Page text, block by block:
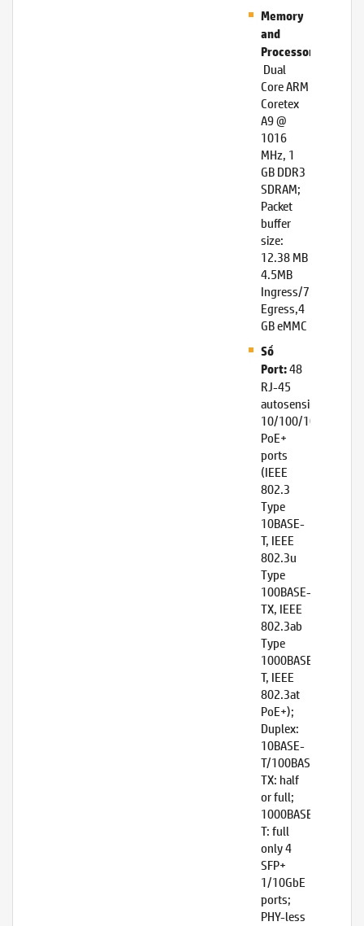
Memory
and
Processor:
Dual
Core ARM
Coretex
A9 @
1016
MHz, 1
GB DDR3
SDRAM;
Packet
buffer
size:
12.38 MB
4.5MB
Ingress/7.785
Egress,4
GB eMMC
Số
Port:48
RJ-45
autosensing
10/100/1000
PoE+
ports
(IEEE
802.3
Type
10BASE-
T, IEEE
802.3u
Type
100BASE-
TX, IEEE
802.3ab
Type
1000BASE-
T, IEEE
802.3at
PoE+);
Duplex:
10BASE-
T/100BASE-
TX: half
or full;
1000BASE-
T: full
only 4
SFP+
1/10GbE
ports;
PHY-less